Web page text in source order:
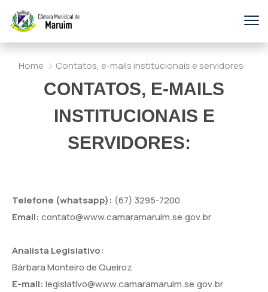
Home Contatos, e-mails institucionais e servidores:
CONTATOS, E-MAILS
INSTITUCIONAIS E
SERVIDORES:
Telefone (whatsapp): (67) 3295-7200
Email: contato@www.camaramaruim.se.gov.br
Analista Legislativo:
Bárbara Monteiro de Queiroz
E-mail: legislativo@www.camaramaruim.se.gov.br